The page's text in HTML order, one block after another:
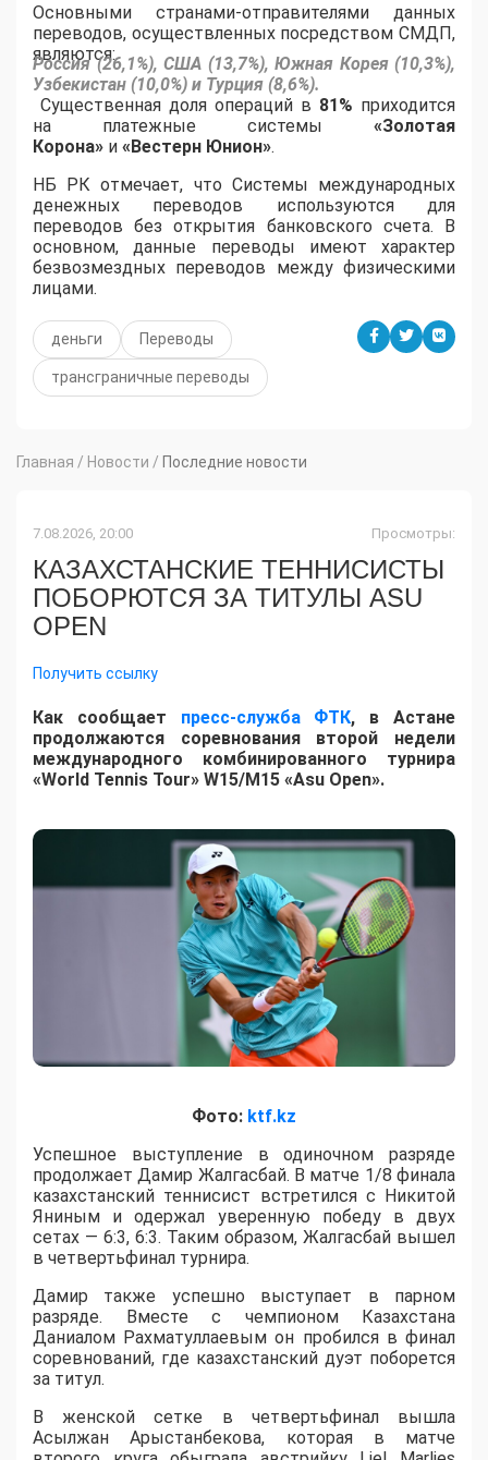
Основными странами-отправителями данных
переводов, осуществленных посредством СМДП,
являются:
Россия (26,1%), США (13,7%), Южная Корея (10,3%),
Узбекистан (10,0%) и Турция (8,6%).
Существенная доля операций в 81% приходится
на платежные системы «Золотая
Корона» и «Вестерн Юнион».
НБ РК отмечает, что Системы международных
денежных переводов используются для
переводов без открытия банковского счета. В
основном, данные переводы имеют характер
безвозмездных переводов между физическими
лицами.
деньги Переводы
трансграничные переводы
Главная / Новости / Последние новости
7.08.2026, 20:00 Просмотры:
КАЗАХСТАНСКИЕ ТЕННИСИСТЫ
ПОБОРЮТСЯ ЗА ТИТУЛЫ ASU
OPEN
Получить ссылку
Как сообщает пресс-служба ФТК, в Астане
продолжаются соревнования второй недели
международного комбинированного турнира
«World Tennis Tour» W15/M15 «Asu Open».
Фото: ktf.kz
Успешное выступление в одиночном разряде
продолжает Дамир Жалгасбай. В матче 1/8 финала
казахстанский теннисист встретился с Никитой
Яниным и одержал уверенную победу в двух
сетах — 6:3, 6:3. Таким образом, Жалгасбай вышел
в четвертьфинал турнира.
Дамир также успешно выступает в парном
разряде. Вместе с чемпионом Казахстана
Даниалом Рахматуллаевым он пробился в финал
соревнований, где казахстанский дуэт поборется
за титул.
В женской сетке в четвертьфинал вышла
Асылжан Арыстанбекова, которая в матче